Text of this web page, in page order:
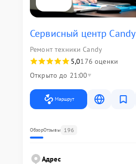
Сервисный центр Candy
Ремонт техники Candy
5,0176 оценки
Открыто до 21:00
Маршрут
ОбзорОтзывы 196
Адрес